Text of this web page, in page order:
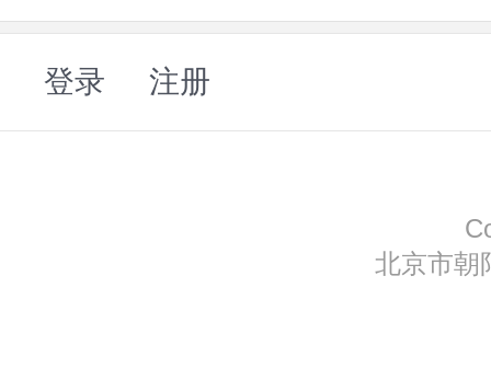
登录 注册
北京市朝